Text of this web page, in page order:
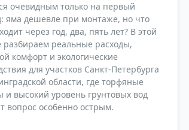
очевидным только на первый
яма дешевле при монтаже, но что
через год, два, пять лет? В этой
разбираем реальные расходы,
комфорт и экологические
для участков Санкт-Петербурга
области, где торфяные
и высокий уровень грунтовых вод
вопрос особенно острым.